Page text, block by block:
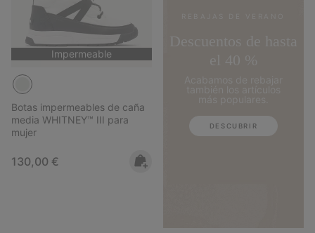
Impermeable
Botas impermeables de caña
media WHITNEY™ III para
mujer
Regular price:
130,00 €
DESCUBRIR